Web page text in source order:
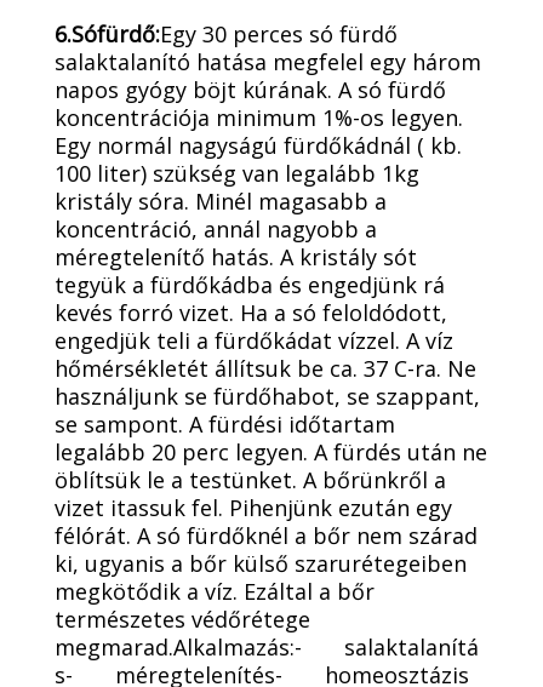
6.Sófürdő:Egy 30 perces só fürdő
salaktalanító hatása megfelel egy három
napos gyógy böjt kúrának. A só fürdő
koncentrációja minimum 1%-os legyen.
Egy normál nagyságú fürdőkádnál ( kb.
100 liter) szükség van legalább 1kg
kristály sóra. Minél magasabb a
koncentráció, annál nagyobb a
méregtelenítő hatás. A kristály sót
tegyük a fürdőkádba és engedjünk rá
kevés forró vizet. Ha a só feloldódott,
engedjük teli a fürdőkádat vízzel. A víz
hőmérsékletét állítsuk be ca. 37 C-ra. Ne
használjunk se fürdőhabot, se szappant,
se sampont. A fürdési időtartam
legalább 20 perc legyen. A fürdés után ne
öblítsük le a testünket. A bőrünkről a
vizet itassuk fel. Pihenjünk ezután egy
félórát. A só fürdőknél a bőr nem szárad
ki, ugyanis a bőr külső szarurétegeiben
megkötődik a víz. Ezáltal a bőr
természetes védőrétege
megmarad.Alkalmazás:- salaktalanítá
s- méregtelenítés- homeosztázis